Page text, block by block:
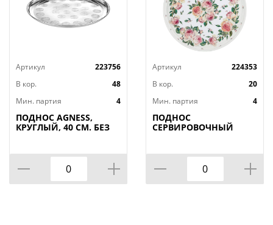
Артикул
223756
В кор.
48
Мин. партия
4
ПОДНОС AGNESS,
КРУГЛЫЙ, 40 СМ. БЕЗ
Артикул
224353
В кор.
20
Мин. партия
4
ПОДНОС
СЕРВИРОВОЧНЫЙ